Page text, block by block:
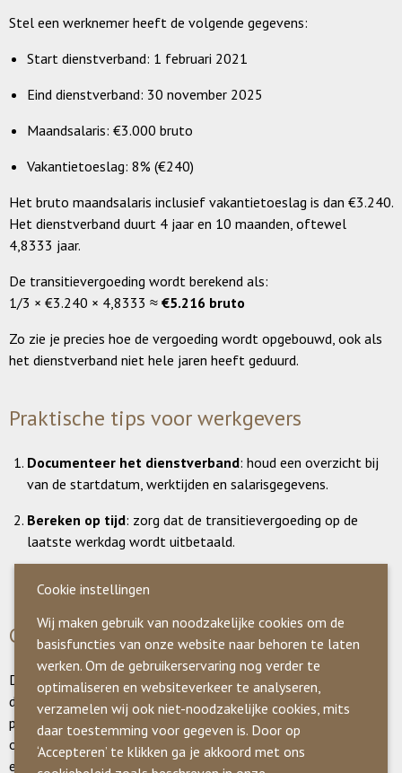
Stel een werknemer heeft de volgende gegevens:
Start dienstverband: 1 februari 2021
Eind dienstverband: 30 november 2025
Maandsalaris: €3.000 bruto
Vakantietoeslag: 8% (€240)
Het bruto maandsalaris inclusief vakantietoeslag is dan €3.240.
Het dienstverband duurt 4 jaar en 10 maanden, oftewel
4,8333 jaar.
De transitievergoeding wordt berekend als:
1/3 × €3.240 × 4,8333 ≈ €5.216 bruto
Zo zie je precies hoe de vergoeding wordt opgebouwd, ook als
het dienstverband niet hele jaren heeft geduurd.
Praktische tips voor werkgevers
Documenteer het dienstverband: houd een overzicht bij
van de startdatum, werktijden en salarisgegevens.
Bereken op tijd: zorg dat de transitievergoeding op de
laatste werkdag wordt uitbetaald.
correcte berekening en uitbetaling.
Conclusie
De transitievergoeding zorgt voor een soepele overgang voor
de werknemer. Met een goede administratie en eventueel
professioneel advies wordt het proces duidelijk en
overzichtelijk. Het rekenvoorbeeld laat zien dat het bedrag
exact kan worden bepaald, ook bij een dienstverband van
Cookie instellingen
Wij maken gebruik van noodzakelijke cookies om de
basisfuncties van onze website naar behoren te laten
werken. Om de gebruikerservaring nog verder te
optimaliseren en websiteverkeer te analyseren,
verzamelen wij ook niet-noodzakelijke cookies, mits
daar toestemming voor gegeven is. Door op
‘Accepteren’ te klikken ga je akkoord met ons